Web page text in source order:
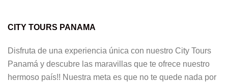
CITY TOURS PANAMA
Disfruta de una experiencia única con nuestro City Tours
Panamá y descubre las maravillas que te ofrece nuestro
hermoso país!! Nuestra meta es que no te quede nada por